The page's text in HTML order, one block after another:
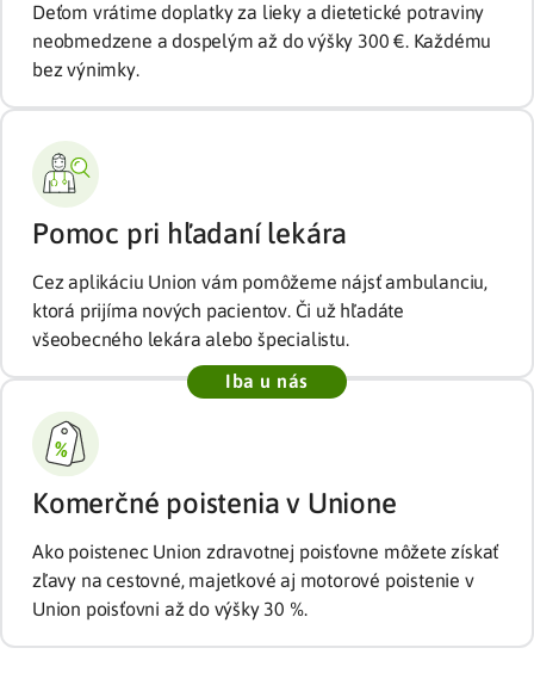
Deťom vrátime doplatky za lieky a dietetické potraviny
neobmedzene a dospelým až do výšky 300 €. Každému
bez výnimky.
Pomoc pri hľadaní lekára
Cez aplikáciu Union vám pomôžeme nájsť ambulanciu,
ktorá prijíma nových pacientov. Či už hľadáte
všeobecného lekára alebo špecialistu.
Komerčné poistenia v Unione
Ako poistenec Union zdravotnej poisťovne môžete získať
zľavy na cestovné, majetkové aj motorové poistenie v
Union poisťovni až do výšky 30 %.